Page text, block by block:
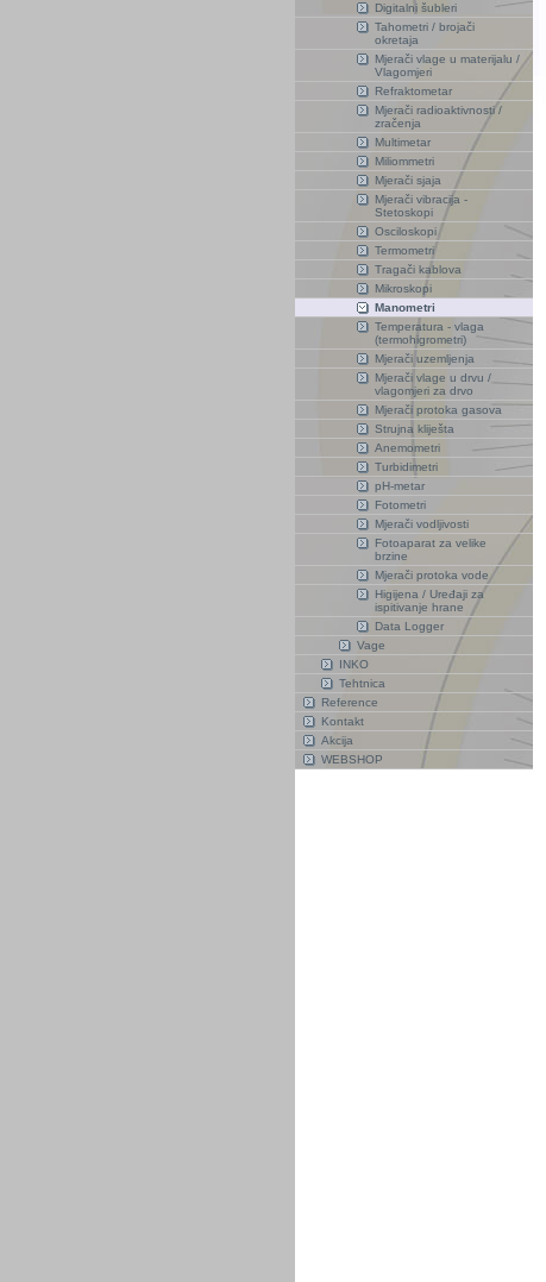
Digitalni šubleri
Tahometri / brojači
okretaja
Mjerači vlage u materijalu /
Vlagomjeri
Refraktometar
Mjerači radioaktivnosti /
zračenja
Multimetar
Miliommetri
Mjerači sjaja
Mjerači vibracija -
Stetoskopi
Osciloskopi
Termometri
Tragači kablova
Mikroskopi
Manometri
Temperatura - vlaga
(termohigrometri)
Mjerači uzemljenja
Mjerači vlage u drvu /
vlagomjeri za drvo
Mjerači protoka gasova
Strujna kliješta
Anemometri
Turbidimetri
pH-metar
Fotometri
Mjerači vodljivosti
Fotoaparat za velike
brzine
Mjerači protoka vode
Higijena / Uređaji za
ispitivanje hrane
Data Logger
Vage
INKO
Tehtnica
Reference
Kontakt
Akcija
WEBSHOP